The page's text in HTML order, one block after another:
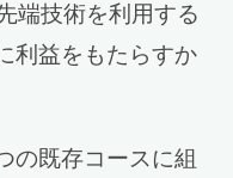
端技術を利用する
利益をもたらすか
の既存コースに組